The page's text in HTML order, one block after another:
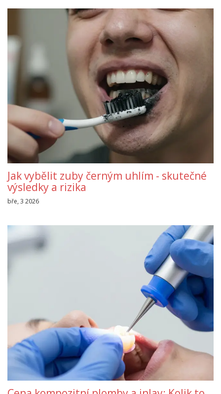
Jak vybělit zuby černým uhlím - skutečné
výsledky a rizika
bře, 3 2026